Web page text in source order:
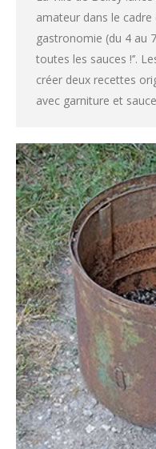
amateur dans le cadre
gastronomie (du 4 au
toutes les sauces !’’.
créer deux recettes
avec garniture et